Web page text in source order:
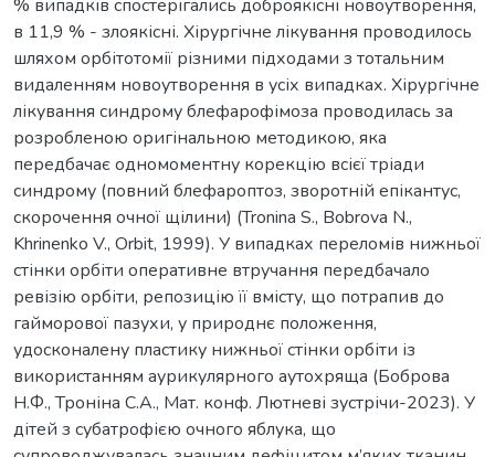
% випадків спостерігались доброякісні новоутворення,
в 11,9 % - злоякісні. Хірургічне лікування проводилось
шляхом орбітотомії різними підходами з тотальним
видаленням новоутворення в усіх випадках. Хірургічне
лікування синдрому блефарофімоза проводилась за
розробленою оригінальною методикою, яка
передбачає одномоментну корекцію всієї тріади
синдрому (повний блефароптоз, зворотній епікантус,
скорочення очної щілини) (Tronina S., Bobrova N.,
Khrinenko V., Orbit, 1999). У випадках переломів нижньої
стінки орбіти оперативне втручання передбачало
ревізію орбіти, репозицію її вмісту, що потрапив до
гайморової пазухи, у природнє положення,
удосконалену пластику нижньої стінки орбіти із
використанням аурикулярного аутохряща (Боброва
Н.Ф., Троніна С.А., Мат. конф. Лютневі зустрічи-2023). У
дітей з субатрофією очного яблука, що